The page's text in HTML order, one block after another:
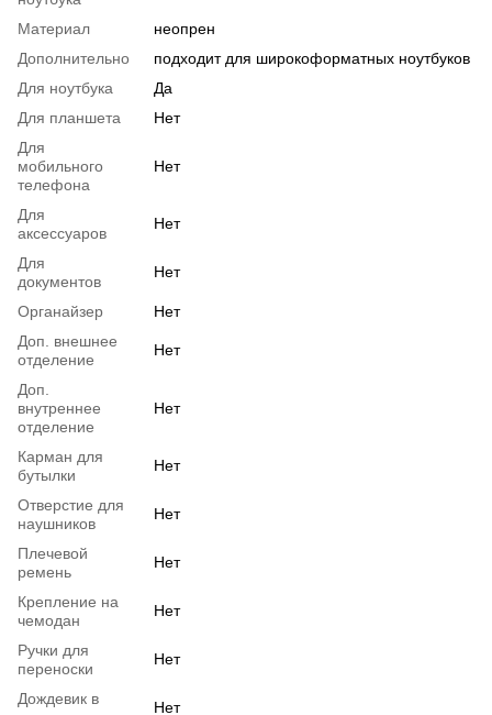
Материал
неопрен
Дополнительно
подходит для широкоформатных ноутбуков
Для ноутбука
Да
Для планшета
Нет
Для
мобильного
телефона
Нет
Для
аксессуаров
Нет
Для
документов
Нет
Органайзер
Нет
Доп. внешнее
отделение
Нет
Доп.
внутреннее
отделение
Нет
Карман для
бутылки
Нет
Отверстие для
наушников
Нет
Плечевой
ремень
Нет
Крепление на
чемодан
Нет
Ручки для
переноски
Нет
Дождевик в
Нет